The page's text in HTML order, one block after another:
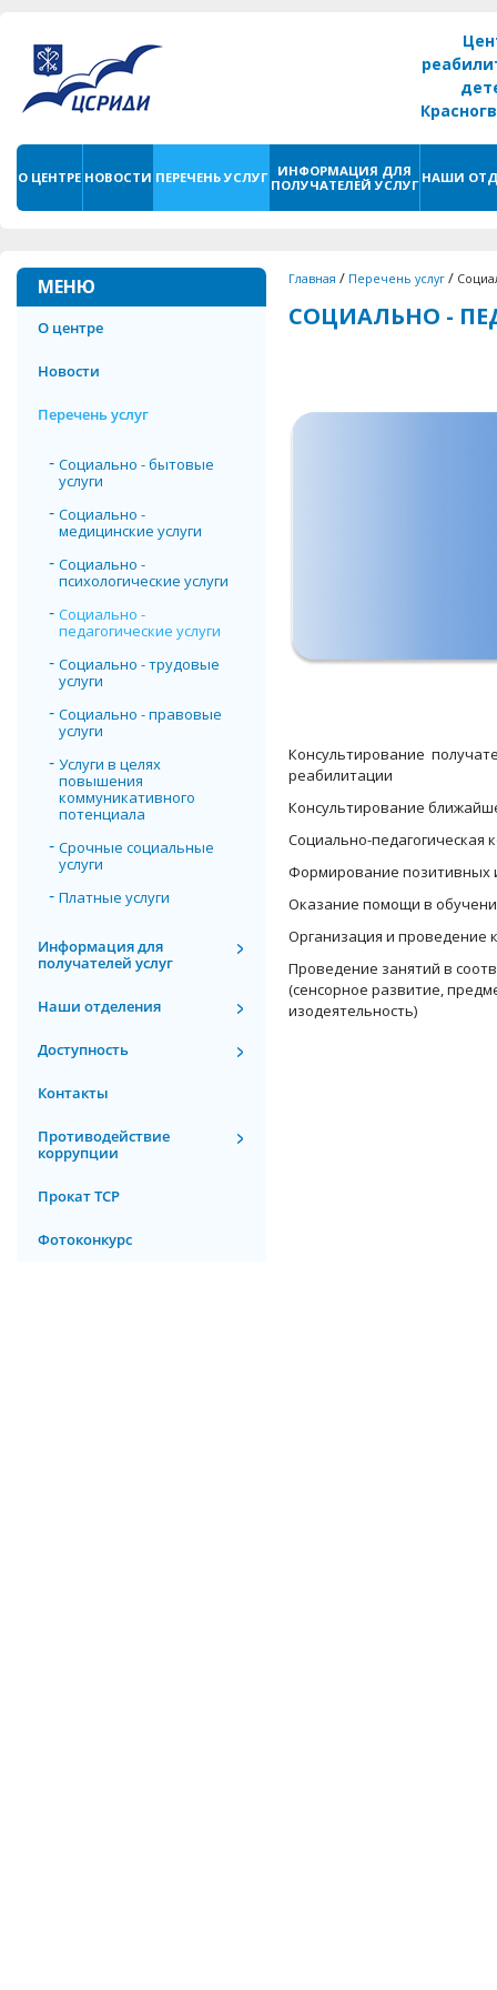
О ЦЕНТРЕ НОВОСТИ ПЕРЕЧЕНЬ УСЛУГ
ИНФОРМАЦИЯ ДЛЯ
ПОЛУЧАТЕЛЕЙ УСЛУГ НАШИ
МЕНЮ
О центре
Новости
Перечень услуг
Социально - бытовые
услуги
Социально -
медицинские услуги
Социально -
психологические услуги
Социально -
педагогические услуги
Социально - трудовые
услуги
Социально - правовые
услуги
Услуги в целях
повышения
коммуникативного
потенциала
Срочные социальные
услуги
Платные услуги
Информация для
получателей услуг
Наши отделения
Доступность
Контакты
Противодействие
коррупции
Прокат ТСР
Фотоконкурс
Главная / Перечень услуг /
СОЦИАЛЬНО -
Консультирование
реабилитации
Консультирование
Социально-педагогическая
Формирование позитивных
Оказание помощи в
Организация и проведение
Проведение занятий в
(сенсорное развитие,
изодеятельность)